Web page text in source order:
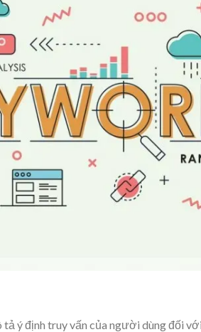
ý định truy vấn của người dùng đối